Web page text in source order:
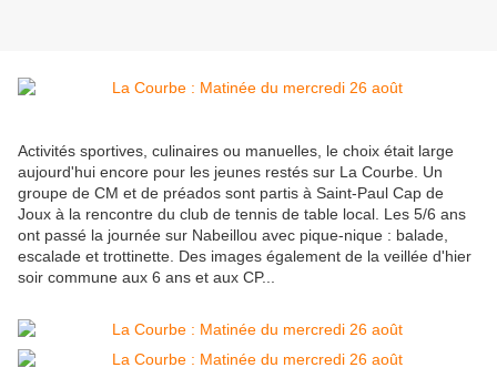
Activités sportives, culinaires ou manuelles, le choix était large
aujourd'hui encore pour les jeunes restés sur La Courbe. Un
groupe de CM et de préados sont partis à Saint-Paul Cap de
Joux à la rencontre du club de tennis de table local. Les 5/6 ans
ont passé la journée sur Nabeillou avec pique-nique : balade,
escalade et trottinette. Des images également de la veillée d'hier
soir commune aux 6 ans et aux CP...